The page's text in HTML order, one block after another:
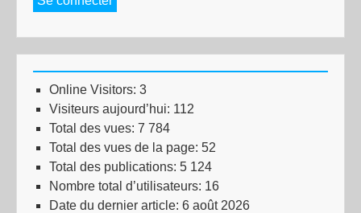
Online Visitors: 3
Visiteurs aujourd’hui: 112
Total des vues: 7 784
Total des vues de la page: 52
Total des publications: 5 124
Nombre total d’utilisateurs: 16
Date du dernier article: 6 août 2026